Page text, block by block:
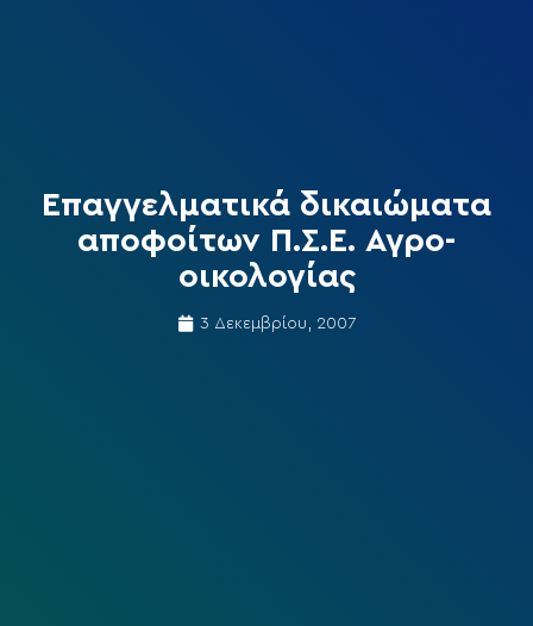
Επαγγελματικά δικαιώματα
αποφοίτων Π.Σ.Ε. Αγρο-
οικολογίας
3 Δεκεμβρίου, 2007